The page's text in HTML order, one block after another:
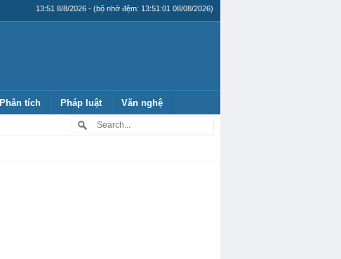
13:51 8/8/2026 - (bộ nhớ đệm: 13:51:01 08/08/2026)
Phân tích Pháp luật Văn nghệ